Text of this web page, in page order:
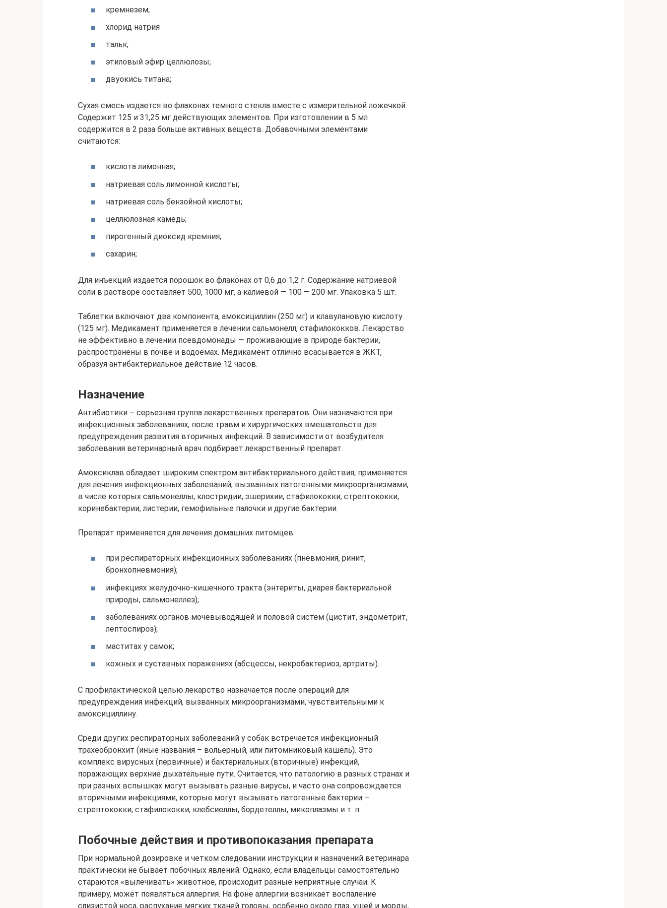
кремнезем;
хлорид натрия
тальк;
этиловый эфир целлюлозы;
двуокись титана;
Сухая смесь издается во флаконах темного стекла вместе с измерительной ложечкой.
Содержит 125 и 31,25 мг действующих элементов. При изготовлении в 5 мл
содержится в 2 раза больше активных веществ. Добавочными элементами
считаются:
кислота лимонная;
натриевая соль лимонной кислоты;
натриевая соль бензойной кислоты;
целлюлозная камедь;
пирогенный диоксид кремния;
сахарин;
Для инъекций издается порошок во флаконах от 0,6 до 1,2 г. Содержание натриевой
соли в растворе составляет 500, 1000 мг, а калиевой — 100 — 200 мг. Упаковка 5 шт.
Таблетки включают два компонента, амоксициллин (250 мг) и клавулановую кислоту
(125 мг). Медикамент применяется в лечении сальмонелл, стафилококков. Лекарство
не эффективно в лечении псевдомонады — проживающие в природе бактерии,
распространены в почве и водоемах. Медикамент отлично всасывается в ЖКТ,
образуя антибактериальное действие 12 часов.
Назначение
Антибиотики – серьезная группа лекарственных препаратов. Они назначаются при
инфекционных заболеваниях, после травм и хирургических вмешательств для
предупреждения развития вторичных инфекций. В зависимости от возбудителя
заболевания ветеринарный врач подбирает лекарственный препарат.
Амоксиклав обладает широким спектром антибактериального действия, применяется
для лечения инфекционных заболеваний, вызванных патогенными микроорганизмами,
в числе которых сальмонеллы, клостридии, эшерихии, стафилококки, стрептококки,
коринебактерии, листерии, гемофильные палочки и другие бактерии.
Препарат применяется для лечения домашних питомцев:
при респираторных инфекционных заболеваниях (пневмония, ринит,
бронхопневмония);
инфекциях желудочно-кишечного тракта (энтериты, диарея бактериальной
природы, сальмонеллез);
заболеваниях органов мочевыводящей и половой систем (цистит, эндометрит,
лептоспироз);
маститах у самок;
кожных и суставных поражениях (абсцессы, некробактериоз, артриты).
С профилактической целью лекарство назначается после операций для
предупреждения инфекций, вызванных микроорганизмами, чувствительными к
амоксициллину.
Среди других респираторных заболеваний у собак встречается инфекционный
трахеобронхит (иные названия – вольерный, или питомниковый кашель). Это
комплекс вирусных (первичные) и бактериальных (вторичные) инфекций,
поражающих верхние дыхательные пути. Считается, что патологию в разных странах и
при разных вспышках могут вызывать разные вирусы, и часто она сопровождается
вторичными инфекциями, которые могут вызывать патогенные бактерии –
стрептококки, стафилококки, клебсиеллы, бордетеллы, микоплазмы и т. п.
Побочные действия и противопоказания препарата
При нормальной дозировке и четком следовании инструкции и назначений ветеринара
практически не бывает побочных явлений. Однако, если владельцы самостоятельно
стараются «вылечивать» животное, происходит разные неприятные случаи. К
примеру, может появляться аллергия. На фоне аллергии возникает воспаление
слизистой носа, распухание мягких тканей головы, особенно около глаз, ушей и морды,